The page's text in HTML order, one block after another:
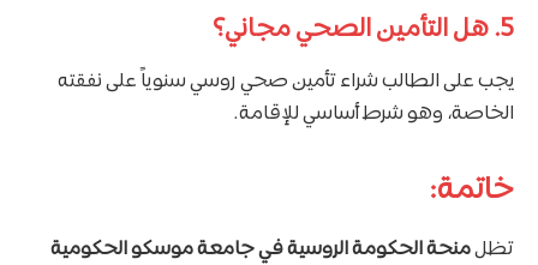
5. هل التأمين الصحي مجاني؟
يجب على الطالب شراء تأمين صحي روسي سنوياً على نفقته
الخاصة، وهو شرط أساسي للإقامة.
خاتمة:
تظلمنحة الحكومة الروسية في جامعة موسكو الحكومية